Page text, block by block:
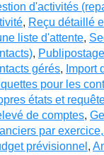
d'activités
, Reçu détaillé
liste d'attente,
,
gérés, Import
pour les
états et
de comptes,
par
prévisionnel ,